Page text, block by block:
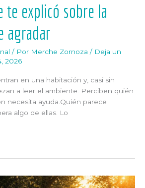
te explicó sobre la
agradar
/ Por Merche Zornoza / Deja un
2026
en una habitación y, casi sin
a leer el ambiente. Perciben quién
necesita ayuda.Quién parece
algo de ellas. Lo